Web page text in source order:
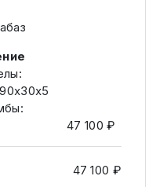
47 100 ₽
47 100 ₽